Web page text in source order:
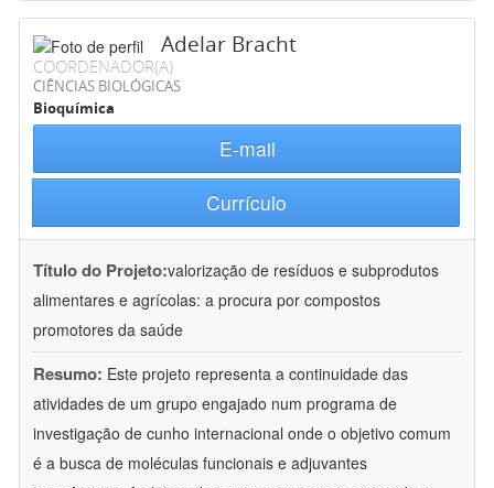
Adelar Bracht
COORDENADOR(A)
CIÊNCIAS BIOLÓGICAS
Bioquímica
E-mail
Currículo
Título do Projeto:valorização de resíduos e subprodutos
alimentares e agrícolas: a procura por compostos
promotores da saúde
Resumo: Este projeto representa a continuidade das
atividades de um grupo engajado num programa de
investigação de cunho internacional onde o objetivo comum
é a busca de moléculas funcionais e adjuvantes